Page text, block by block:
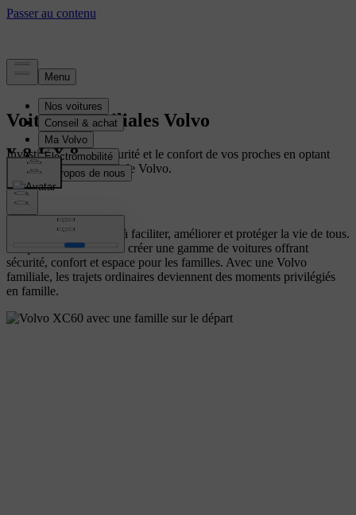
Voitures familiales Volvo
Investissez dans la sécurité et le confort de vos proches en optant
pour une voiture familiale Volvo.
Notre mission consiste à faciliter, améliorer et protéger la vie de tous.
Ce qui nous a conduit à créer une gamme de voitures offrant
sécurité, confort et espace pour les familles. Avec une Volvo
familiale, les trajets ordinaires deviennent des moments privilégiés
en famille.